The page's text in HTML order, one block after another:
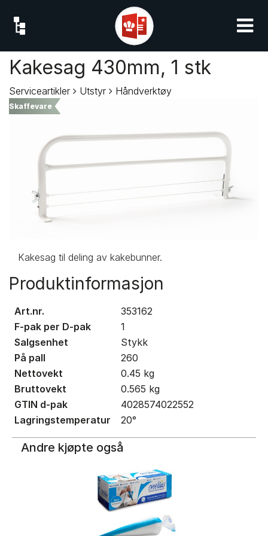
Kakesag 430mm, 1 stk
Serviceartikler Utstyr Håndverktøy
Skaffevare
Kakesag til deling av kakebunner.
Produktinformasjon
Art.nr.
353162
F-pak per D-pak
1
Salgsenhet
Stykk
På pall
260
Nettovekt
0.45 kg
Bruttovekt
0.565 kg
GTIN d-pak
4028574022552
Lagringstemperatur
20°
Andre kjøpte også